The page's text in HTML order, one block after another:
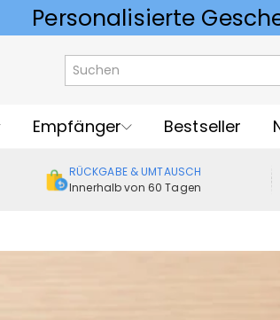
Vorlieben für
Empfänger Bestseller
RÜCKGABE & UMTAUSCH
Innerhalb von 60 Tagen